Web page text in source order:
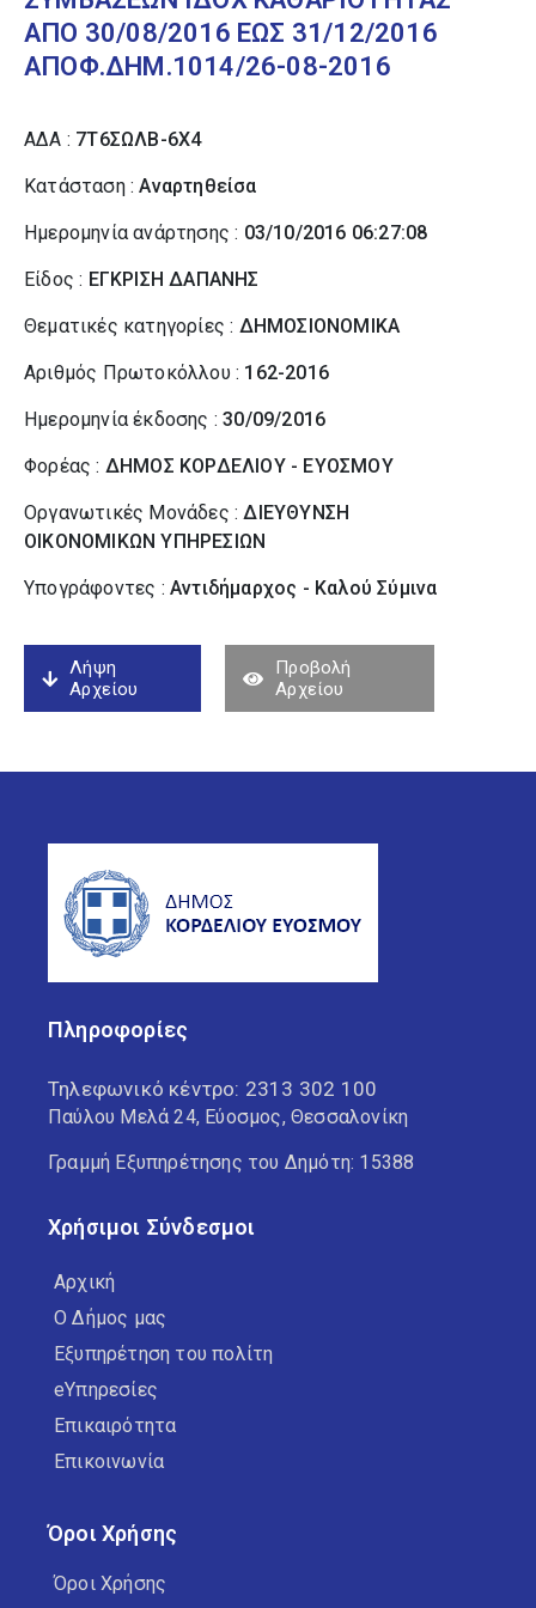
ΑΠΟ 30/08/2016 ΕΩΣ 31/12/2016
ΑΠΟΦ.ΔΗΜ.1014/26-08-2016
ΑΔΑ : 7Τ6ΣΩΛΒ-6Χ4
Κατάσταση :Αναρτηθείσα
Ημερομηνία ανάρτησης : 03/10/2016 06:27:08
Είδος : ΕΓΚΡΙΣΗ ΔΑΠΑΝΗΣ
Θεματικές κατηγορίες : ΔΗΜΟΣΙΟΝΟΜΙΚΑ
Αριθμός Πρωτοκόλλου : 162-2016
Ημερομηνία έκδοσης :30/09/2016
Φορέας : ΔΗΜΟΣ ΚΟΡΔΕΛΙΟΥ - ΕΥΟΣΜΟΥ
Οργανωτικές Μονάδες :ΔΙΕΥΘΥΝΣΗ
ΟΙΚΟΝΟΜΙΚΩΝ ΥΠΗΡΕΣΙΩΝ
Υπογράφοντες : Αντιδήμαρχος - Καλού Σύµινα
Λήψη
Αρχείου
Προβολή
Αρχείου
Πληροφορίες
Τηλεφωνικό κέντρο: 2313 302 100
Παύλου Μελά 24, Εύοσμος, Θεσσαλονίκη
Γραμμή Εξυπηρέτησης του Δημότη: 15388
Χρήσιμοι Σύνδεσμοι
Αρχική
Ο Δήμος μας
Εξυπηρέτηση του πολίτη
eΥπηρεσίες
Επικαιρότητα
Επικοινωνία
Όροι Χρήσης
Όροι Χρήσης